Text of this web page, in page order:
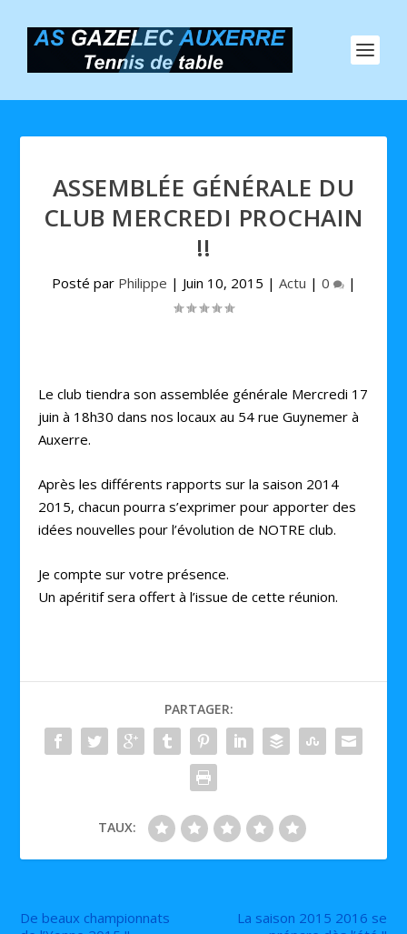
ASSEMBLÉE GÉNÉRALE DU
CLUB MERCREDI PROCHAIN
!!
Posté par Philippe | Juin 10, 2015 | Actu | 0 |
Le club tiendra son assemblée générale Mercredi 17
juin à 18h30 dans nos locaux au 54 rue Guynemer à
Auxerre.
Après les différents rapports sur la saison 2014
2015, chacun pourra s’exprimer pour apporter des
idées nouvelles pour l’évolution de NOTRE club.
Je compte sur votre présence.
Un apéritif sera offert à l’issue de cette réunion.
PARTAGER:
TAUX:
De beaux championnats
La saison 2015 2016 se